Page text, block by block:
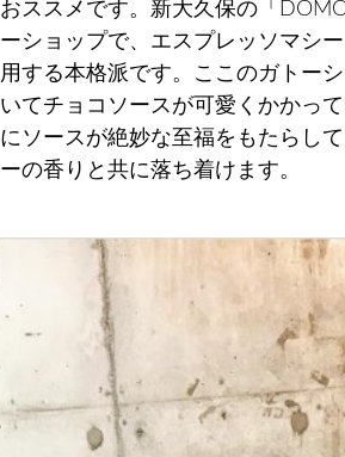
おススメです。新大久保の「
ーショップで、エスプレッソマシ
用する本格派です。ここのガトー
いてチョコソースが可愛くかかっ
にソースが絶妙な至福をもたらし
ーの香りと共に落ち着けます。